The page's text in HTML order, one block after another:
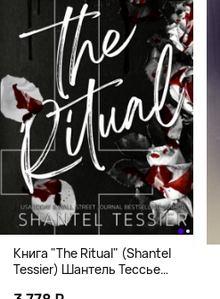
Книга "The Ritual" (Shantel
Tessier) Шантель Тессье